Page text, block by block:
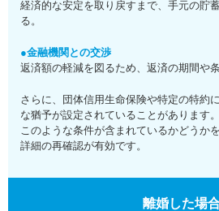
経済的な安定を取り戻すまで、手元の貯
る。
●金融機関との交渉
返済額の軽減を図るため、返済の期間や
さらに、団体信用生命保険や特定の特約
な猶予が設定されていることがあります。
このような条件が含まれているかどうか
詳細の再確認が有効です。
離婚した場